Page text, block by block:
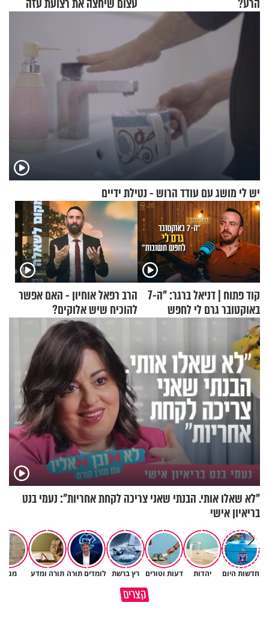
הרע?
עצום שיחצה את רצועת עזה
לשניים
יש לי מושג עם עודד הרוש - נטילת ידיים
קוד פתוח | דניאל ברגר: "ה-7
באוקטובר גרם לי לחפש
תשובות"
הרב רפאל אוחיון - האם אפשר
להוכיח שיש אלוקים?
"לא שאלו אותי. הבנתי שאני צריכה לקחת אחריות": נעמי בנט
בריאיון אישי
חדשות היום יהדות דעות וטורים רץ ברשת לומדים תורה תורה ומדע מגזין
קצרים
הגעתי לגיל 108 בזכות הכיבוד